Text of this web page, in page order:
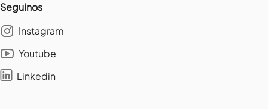
Seguinos
Instagram
Youtube
Linkedin